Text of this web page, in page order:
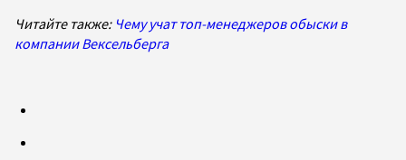
Читайте также: Чему учат топ-менеджеров обыски в
компании Вексельберга